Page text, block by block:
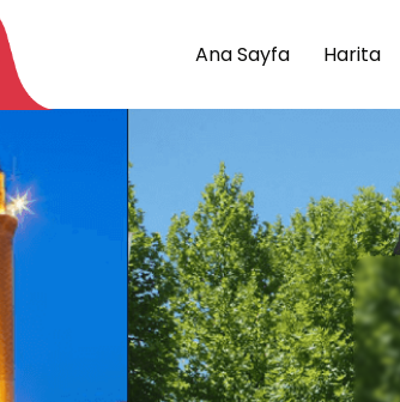
Ana Sayfa Harita